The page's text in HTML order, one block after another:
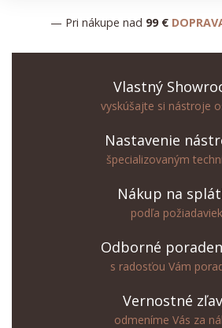
— Pri nákupe nad 99 €
Vlastný
vyskúšajte si nástroje
Nastavenie
špecializovaným
Nákup na
podľa požiadaviek
Odborné
s radosťou Vám
Vernostné
odmeníme Vás za